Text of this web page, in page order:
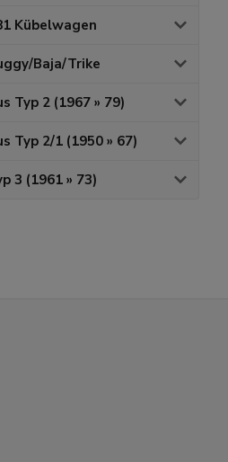
Kübelwagen
Baja/Trike
Typ 2 (1967 » 79)
Typ 2/1 (1950 » 67)
3 (1961 » 73)